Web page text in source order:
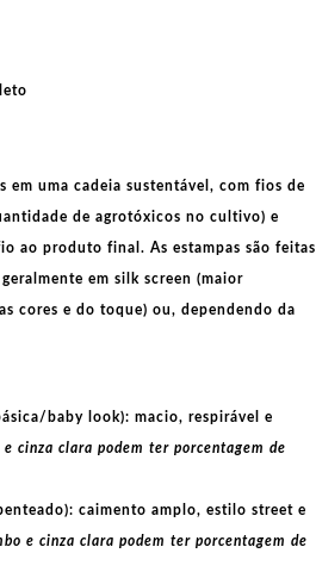
em uma cadeia sustentável, com fios de
de agrotóxicos no cultivo) e
ao produto final. As estampas são feitas
em silk screen (maior
cores e do toque) ou, dependendo da
baby look): macio, respirável e
e cinza clara podem ter porcentagem de
caimento amplo, estilo street e
e cinza clara podem ter porcentagem de